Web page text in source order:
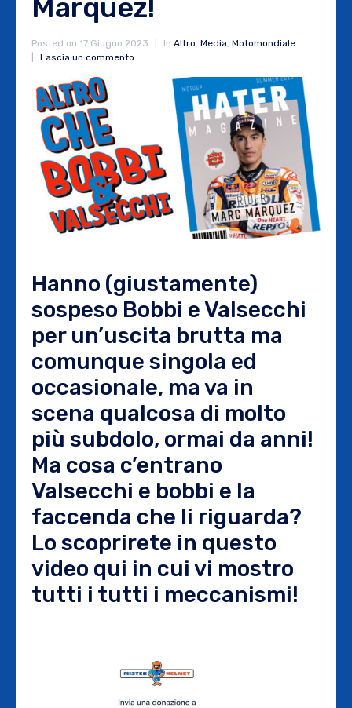
Marquez!
Posted on 17 Giugno 2023 In Altro, Media, Motomondiale
Lascia un commento
Hanno (giustamente)
sospeso Bobbi e Valsecchi
per un’uscita brutta ma
comunque singola ed
occasionale, ma va in
scena qualcosa di molto
più subdolo, ormai da anni!
Ma cosa c’entrano
Valsecchi e bobbi e la
faccenda che li riguarda?
Lo scoprirete in questo
video qui in cui vi mostro
tutti i tutti i meccanismi!